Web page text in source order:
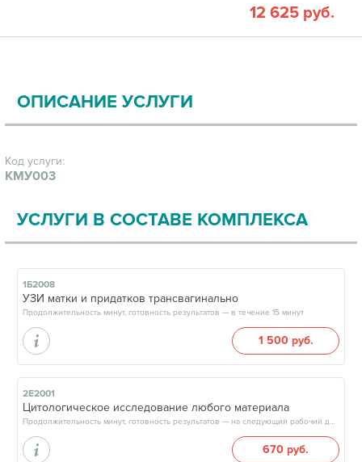
12 625 руб.
ОПИСАНИЕ УСЛУГИ
Код услуги:
КМУ003
УСЛУГИ В СОСТАВЕ КОМПЛЕКСА
1Б2008
УЗИ матки и придатков трансвагинально
Продолжительность минут, готовность результатов — в течение 15 минут
1 500 руб.
2Е2001
Цитологическое исследование любого материала
Продолжительность минут, готовность результатов — на следующий рабочий день, после 18:00
670 руб.